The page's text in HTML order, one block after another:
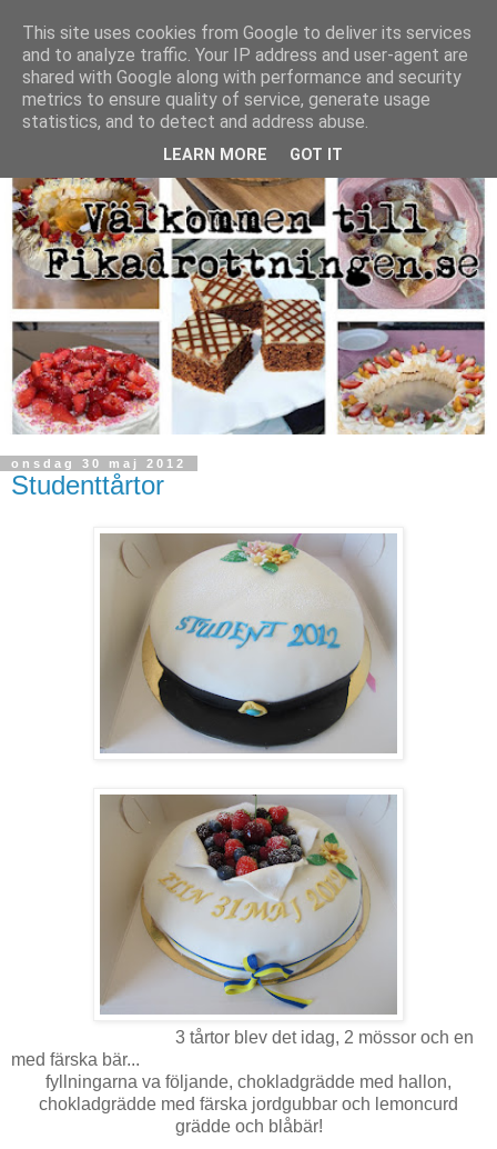
onsdag 30 maj 2012
Studenttårtor
3 tårtor blev det idag, 2 mössor och en
med färska bär...
fyllningarna va följande, chokladgrädde med hallon,
chokladgrädde med färska jordgubbar och lemoncurd
grädde och blåbär!
This site uses cookies from Google to deliver its services
and to analyze traffic. Your IP address and user-agent are
shared with Google along with performance and security
metrics to ensure quality of service, generate usage
statistics, and to detect and address abuse.
LEARN MORE GOT IT